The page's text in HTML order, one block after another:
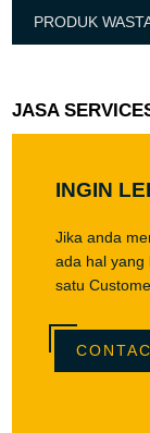
PRODUK
JASA
INGIN
Jika anda
ada hal yang
satu